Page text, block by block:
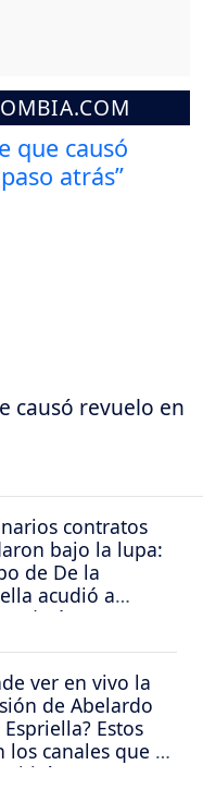
causó revuelo en
contratos
bajo la lupa:
de De la
acudió a
y
ver en vivo la
de Abelardo
Estos
los canales que la